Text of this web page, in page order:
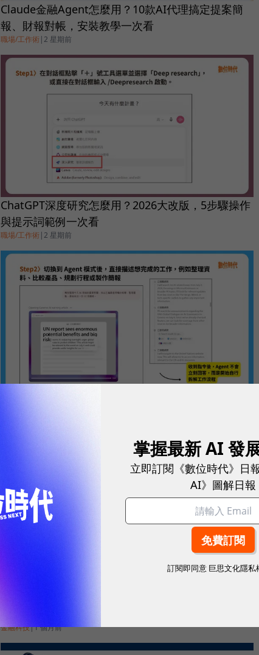
Claude金融Agent怎麼用？10款AI代理搞定提案簡
報、財報對帳，安裝教學一次看
職場/工作術 |2 星期前
ChatGPT深度研究怎麼用？2026大改版，5步驟操作
與提示詞範例一次看
職場/工作術 |2 星期前
組關鍵字怎麼影響你的報酬？
金融科技|1 個月前
掌握最新 AI 發
立即訂閱《數位時代》日
AI》圖解日報
訂閱即同意 巨思文化隱私